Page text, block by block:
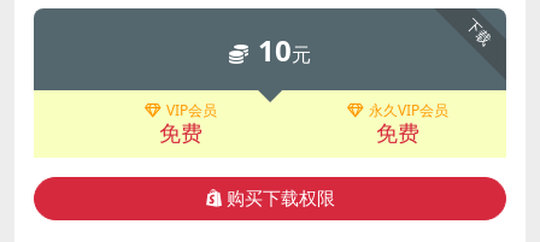
下载
10元
VIP会员
免费
永久VIP会员
免费
购买下载权限